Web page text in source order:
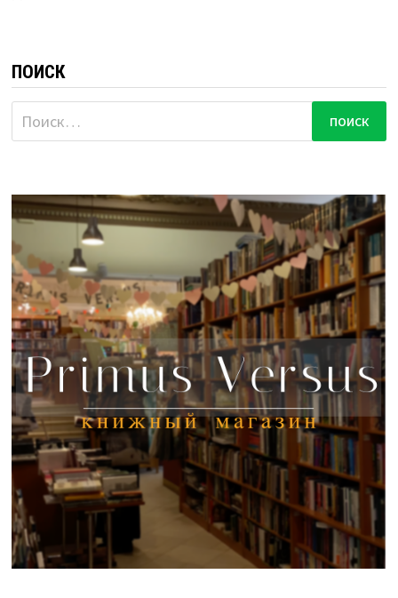
ПОИСК
Найти: